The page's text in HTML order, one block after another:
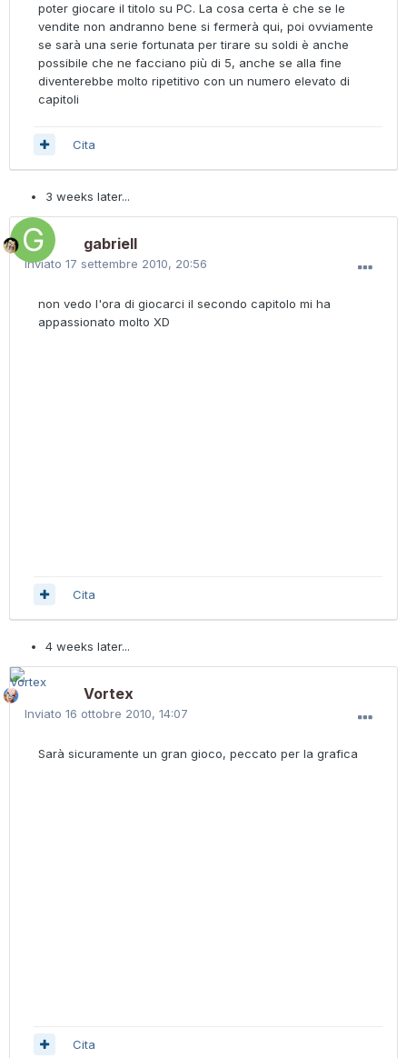
poter giocare il titolo su PC. La cosa certa è che se le
vendite non andranno bene si fermerà qui, poi ovviamente
se sarà una serie fortunata per tirare su soldi è anche
possibile che ne facciano più di 5, anche se alla fine
diventerebbe molto ripetitivo con un numero elevato di
capitoli
Cita
3 weeks later...
gabriell
Inviato 17 settembre 2010, 20:56
non vedo l'ora di giocarci il secondo capitolo mi ha
appassionato molto XD
Cita
4 weeks later...
Vortex
Inviato 16 ottobre 2010, 14:07
Sarà sicuramente un gran gioco, peccato per la grafica
Cita